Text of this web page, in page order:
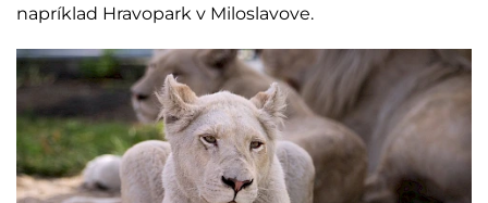
napríklad Hravopark v Miloslavove.